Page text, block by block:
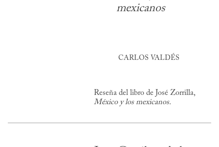
mexicanos
CARLOS VALDÉS
Reseña del libro de José Zorrilla,
México y los mexicanos.